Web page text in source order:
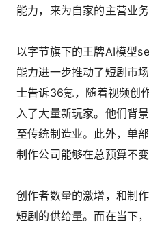
能力，来为自家的主营业务
以字节旗下的王牌AI模型
能力进一步推动了短剧市
士告诉36氪，随着视频创
入了大量新玩家。他们背
至传统制造业。此外，单
制作公司能够在总预算不
创作者数量的激增，和制
短剧的供给量。而在当下